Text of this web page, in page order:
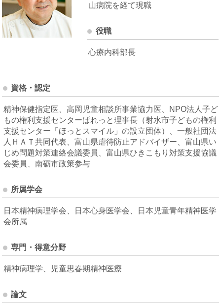
山病院を経て現職
役職
心療内科部長
資格・認定
精神保健指定医、高岡児童相談所事業協力医、NPO法人子ど
もの権利支援センターぱれっと理事長（射水市子どもの権利
支援センター「ほっとスマイル」の設立団体）、一般社団法
人ＨＡＴ共同代表、富山県虐待防止アドバイザー、富山県い
じめ問題対策連絡会議委員、富山県ひきこもり対策支援協議
会委員、南砺市政策参与
所属学会
日本精神病理学会、日本心身医学会、日本児童青年精神医学
会所属
専門・得意分野
精神病理学、児童思春期精神医療
論文